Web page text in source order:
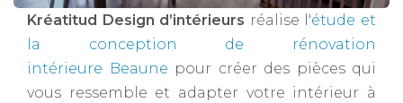
Kréatitud Design d’intérieurs réalise l'étude et
la conception de rénovation
intérieure Beaune pour créer des pièces qui
vous ressemble et adapter votre intérieur à